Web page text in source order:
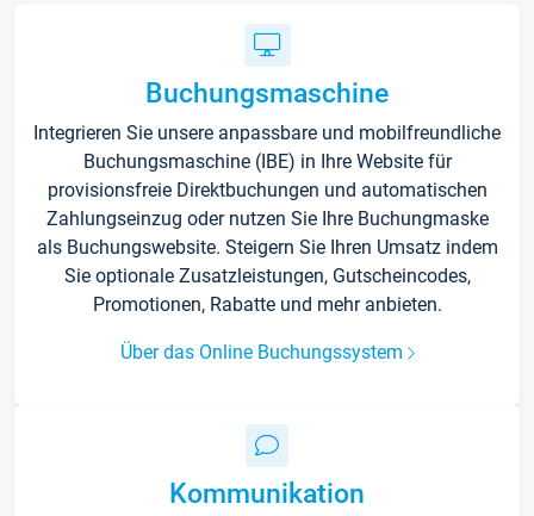
Buchungsmaschine
Integrieren Sie unsere anpassbare und mobilfreundliche
Buchungsmaschine (IBE) in Ihre Website für
provisionsfreie Direktbuchungen und automatischen
Zahlungseinzug oder nutzen Sie Ihre Buchungmaske
als Buchungswebsite. Steigern Sie Ihren Umsatz indem
Sie optionale Zusatzleistungen, Gutscheincodes,
Promotionen, Rabatte und mehr anbieten.
Über das Online Buchungssystem
Kommunikation